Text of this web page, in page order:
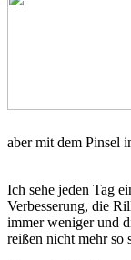
aber mit dem Pinsel
Ich sehe jeden Tag
Verbesserung, die
immer weniger und
reißen nicht mehr so